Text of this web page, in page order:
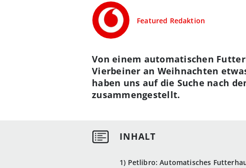
Featured Redaktion
1) Petlibro: Automatisches
Von einem automatischen
Vierbeiner an Weihnachten
haben uns auf die Suche nach
zusammengestellt.